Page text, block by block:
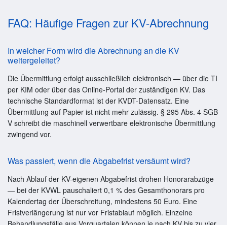
FAQ: Häufige Fragen zur KV-Abrechnung
In welcher Form wird die Abrechnung an die KV
weitergeleitet?
Die Übermittlung erfolgt ausschließlich elektronisch — über die TI
per KIM oder über das Online-Portal der zuständigen KV. Das
technische Standardformat ist der KVDT-Datensatz. Eine
Übermittlung auf Papier ist nicht mehr zulässig. § 295 Abs. 4 SGB
V schreibt die maschinell verwertbare elektronische Übermittlung
zwingend vor.
Was passiert, wenn die Abgabefrist versäumt wird?
Nach Ablauf der KV-eigenen Abgabefrist drohen Honorarabzüge
— bei der KVWL pauschaliert 0,1 % des Gesamthonorars pro
Kalendertag der Überschreitung, mindestens 50 Euro. Eine
Fristverlängerung ist nur vor Fristablauf möglich. Einzelne